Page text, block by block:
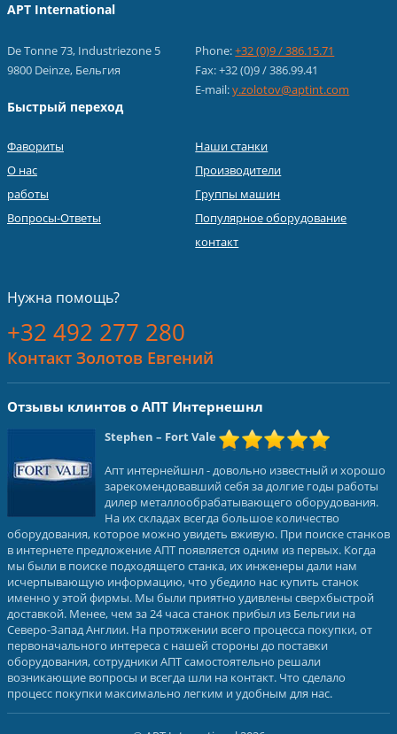
APT International
De Tonne 73, Industriezone 5
9800 Deinze, Бельгия
Phone:+32 (0)9 / 386.15.71
Fax: +32 (0)9 / 386.99.41
E-mail:y.zolotov@aptint.com
Быстрый переход
Фавориты
О нас
работы
Вопросы-Ответы
Наши станки
Производители
Группы машин
Популярное оборудование
контакт
Нужна помощь?
+32 492 277 280
Контакт Золотов Евгений
Отзывы клинтов о АПТ Интернешнл
Stephen – Fort Vale
Апт интернейшнл - довольно известный и хорошо
зарекомендовавший себя за долгие годы работы
дилер металлообрабатывающего оборудования.
На их складах всегда большое количество
оборудования, которое можно увидеть вживую. При поиске станков
в интернете предложение АПТ появляется одним из первых. Когда
мы были в поиске подходящего станка, их инженеры дали нам
исчерпывающую информацию, что убедило нас купить станок
именно у этой фирмы. Мы были приятно удивлены сверхбыстрой
доставкой. Менее, чем за 24 часа станок прибыл из Бельгии на
Северо-Запад Англии. На протяжении всего процесса покупки, от
первоначального интереса с нашей стороны до поставки
оборудования, сотрудники АПТ самостоятельно решали
возникающие вопросы и всегда шли на контакт. Что сделало
процесс покупки максимально легким и удобным для нас.